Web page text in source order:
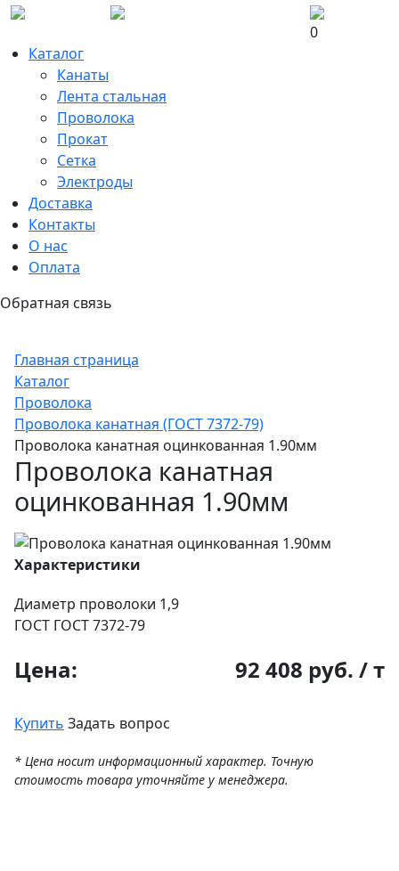
0
Каталог
Канаты
Лента стальная
Проволока
Прокат
Сетка
Электроды
Доставка
Контакты
О нас
Оплата
Обратная связь
Главная страница
Каталог
Проволока
Проволока канатная (ГОСТ 7372-79)
Проволока канатная оцинкованная 1.90мм
Проволока канатная
оцинкованная 1.90мм
Характеристики
Диаметр проволоки 1,9
ГОСТ ГОСТ 7372-79
Цена: 92 408 руб. / т
Купить Задать вопрос
* Цена носит информационный характер. Точную
стоимость товара уточняйте у менеджера.